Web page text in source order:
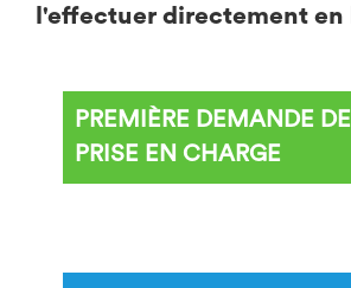
l'effectuer directement en
PREMIÈRE DEMANDE
PRISE EN CHARGE